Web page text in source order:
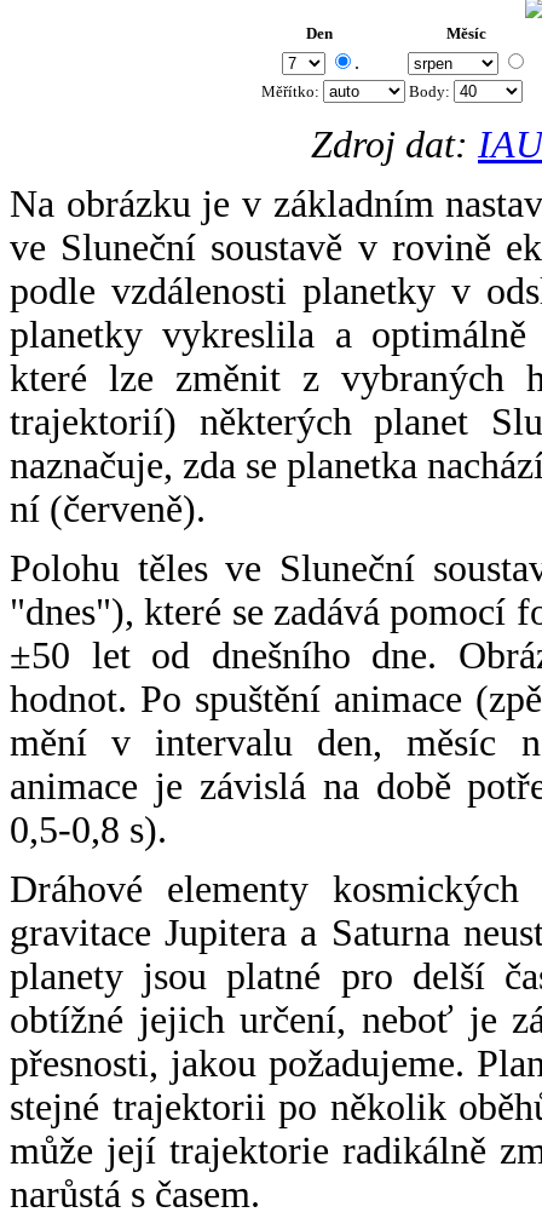
Den Měsíc
.
Měřítko: Body:
Zdroj dat:
Na obrázku je v základním
ve Sluneční soustavě v rovině
podle vzdálenosti planetky v
planetky vykreslila a
které lze změnit z vybraných
trajektorií) některých planet
naznačuje, zda se planetka
ní (červeně).
Polohu těles ve Sluneční
"dnes"), které se zadává pomocí
±50 let od dnešního dne.
hodnot. Po spuštění animace
mění v intervalu den, měsíc
animace je závislá na době
0,5-0,8 s).
Dráhové elementy
gravitace Jupitera a Saturna
planety jsou platné pro delší
obtížné jejich určení, neboť je
přesnosti, jakou požadujeme.
stejné trajektorii po několik
může její trajektorie radikálně
narůstá s časem.